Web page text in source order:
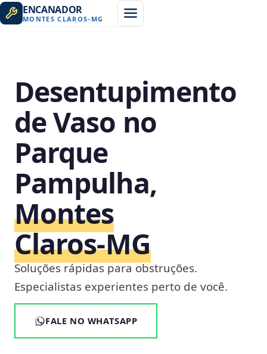
ENCANADOR
MONTES CLAROS- MG
Desentupimento
de Vaso no
Parque
Pampulha,
Montes
Claros‑MG
Soluções rápidas para obstruções.
Especialistas experientes perto de você.
FALE NO WHATSAPP